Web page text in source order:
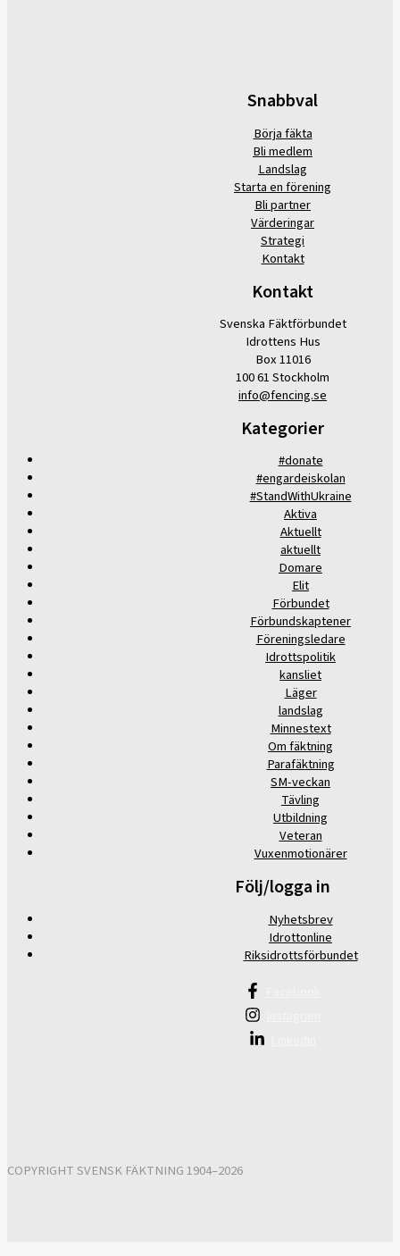
Snabbval
Börja fäkta
Bli medlem
Landslag
Starta en förening
Bli partner
Värderingar
Strategi
Kontakt
Kontakt
Svenska Fäktförbundet
Idrottens Hus
Box 11016
100 61 Stockholm
info@fencing.se
Kategorier
#donate
#engardeiskolan
#StandWithUkraine
Aktiva
Aktuellt
aktuellt
Domare
Elit
Förbundet
Förbundskaptener
Föreningsledare
Idrottspolitik
kansliet
Läger
landslag
Minnestext
Om fäktning
Parafäktning
SM-veckan
Tävling
Utbildning
Veteran
Vuxenmotionärer
Följ/logga in
Nyhetsbrev
Idrottonline
Riksidrottsförbundet
COPYRIGHT SVENSK FÄKTNING 1904–2026